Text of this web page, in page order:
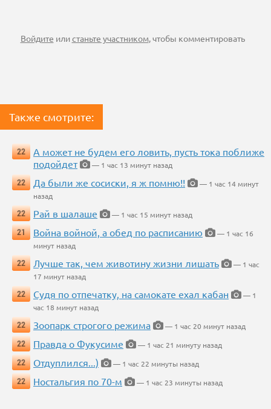
Войдите илистаньте участником, чтобы комментировать
Также смотрите:
22
А может не будем его ловить, пусть тока поближе
подойдет
— 1 час 13 минут назад
22
Да были же сосиски, я ж помню!!
— 1 час 14 минут
назад
22
Рай в шалаше
— 1 час 15 минут назад
21
Война войной, а обед по расписанию
— 1 час 16
минут назад
22
Лучше так, чем животину жизни лишать
— 1 час
17 минут назад
22
Судя по отпечатку, на самокате ехал кабан
— 1
час 18 минут назад
22
Зоопарк строгого режима
— 1 час 20 минут назад
22
Правда о Фукусиме
— 1 час 21 минуту назад
22
Отдуплился...)
— 1 час 22 минуты назад
22
Ностальгия по 70-м — 1 час 23 минуты назад